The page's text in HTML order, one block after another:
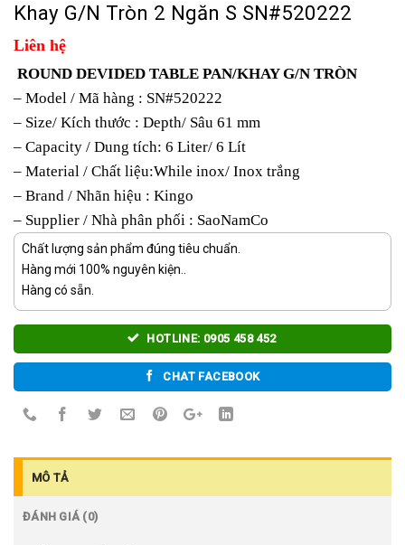
Khay G/N Tròn 2 Ngăn S SN#520222
Liên hệ
ROUND DEVIDED TABLE PAN/KHAY G/N TRÒN
– Model / Mã hàng : SN#520222
– Size/ Kích thước : Depth/ Sâu 61 mm
– Capacity / Dung tích: 6 Liter/ 6 Lít
– Material / Chất liệu:While inox/ Inox trắng
– Brand / Nhãn hiệu : Kingo
– Supplier / Nhà phân phối : SaoNamCo
Chất lượng sản phẩm đúng tiêu chuẩn.
Hàng mới 100% nguyên kiện..
Hàng có sẵn.
HOTLINE: 0905 458 452
CHAT FACEBOOK
MÔ TẢ
ĐÁNH GIÁ (0)